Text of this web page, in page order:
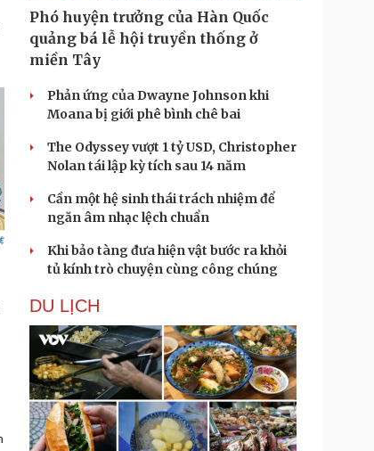
Phó huyện trưởng của Hàn Quốc
quảng bá lễ hội truyền thống ở
miền Tây
Phản ứng của Dwayne Johnson khi
Moana bị giới phê bình chê bai
The Odyssey vượt 1 tỷ USD, Christopher
Nolan tái lập kỳ tích sau 14 năm
Cần một hệ sinh thái trách nhiệm để
ngăn âm nhạc lệch chuẩn
Khi bảo tàng đưa hiện vật bước ra khỏi
tủ kính trò chuyện cùng công chúng
DU LỊCH